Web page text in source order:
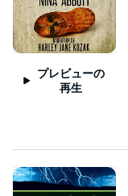
プレビューの
再生